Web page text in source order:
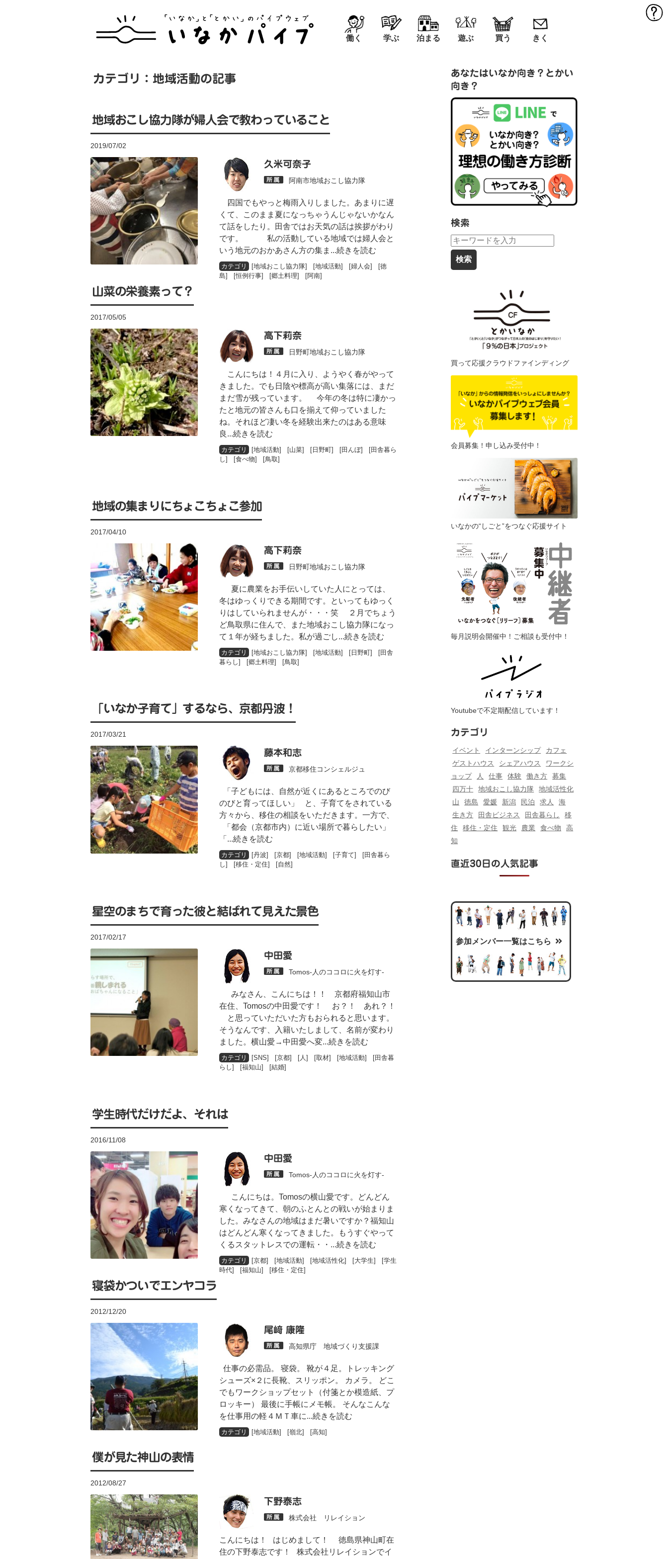
働く 学ぶ 泊まる 遊ぶ 買う きく
カテゴリ：地域活動の記事
地域おこし協力隊が婦人会で教わっていること
2019/07/02
久米可奈子
阿南市地域おこし協力隊
四国でもやっと梅雨入りしました。あまりに遅
くて、このまま夏になっちゃうんじゃないかなん
て話をしたり。田舎ではお天気の話は挨拶がわり
です。 私の活動している地域では婦人会と
いう地元のおかあさん方の集ま ...続きを読む
[地域おこし協力隊] [地域活動] [婦人会] [徳
島] [恒例行事] [郷土料理] [阿南]
山菜の栄養素って？
2017/05/05
高下莉奈
日野町地域おこし協力隊
こんにちは！４月に入り、ようやく春がやって
きました。でも日陰や標高が高い集落には、まだ
まだ雪が残っています。 今年の冬は特に凄かっ
たと地元の皆さんも口を揃えて仰っていました
ね。それほど凄い冬を経験出来たのはある意味
良 ...続きを読む
[地域活動] [山菜] [日野町] [田んぼ] [田舎暮ら
し] [食べ物] [鳥取]
地域の集まりにちょこちょこ参加
2017/04/10
高下莉奈
日野町地域おこし協力隊
夏に農業をお手伝いしていた人にとっては、
冬はゆっくりできる期間です。といってもゆっく
りはしていられませんが・・・笑 ２月でちょう
ど鳥取県に住んで、また地域おこし協力隊になっ
て１年が経ちました。私が過ごし...続きを読む
[地域おこし協力隊] [地域活動] [日野町] [田舎
暮らし] [郷土料理] [鳥取]
「いなか子育て」するなら、京都丹波！
2017/03/21
藤本和志
京都移住コンシェルジュ
「子どもには、自然が近くにあるところでのび
のびと育ってほしい」 と、子育てをされている
方々から、移住の相談をいただきます。一方で、
「都会（京都市内）に近い場所で暮らしたい」
「 ...続きを読む
[丹波] [京都] [地域活動] [子育て] [田舎暮ら
し] [移住・定住] [自然]
星空のまちで育った彼と結ばれて見えた景色
2017/02/17
中田愛
Tomos-人のココロに火を灯す-
みなさん、こんにちは！！ 京都府福知山市
在住、Tomosの中田愛です！ お？！ あれ？！
と思っていただいた方もおられると思います。
そうなんです、入籍いたしまして、名前が変わり
ました。横山愛→中田愛へ変...続きを読む
[SNS] [京都] [人] [取材] [地域活動] [田舎暮
らし] [福知山] [結婚]
学生時代だけだよ、それは
2016/11/08
中田愛
Tomos-人のココロに火を灯す-
こんにちは。Tomosの横山愛です。どんどん
寒くなってきて、朝のふとんとの戦いが始まりま
した。みなさんの地域はまだ暑いですか？福知山
はどんどん寒くなってきました。もうすぐやって
くるスタットレスでの運転・・ ...続きを読む
[京都] [地域活動] [地域活性化] [大学生] [学生
時代] [福知山] [移住・定住]
寝袋かついでエンヤコラ
2012/12/20
尾﨑 康隆
高知県庁 地域づくり支援課
仕事の必需品。 寝袋。 靴が４足。トレッキング
シューズ×２に長靴、スリッポン。 カメラ。 どこ
でもワークショップセット（付箋とか模造紙、プ
ロッキー） 最後に手帳にメモ帳。 そんなこんな
を仕事用の軽４ＭＴ車に...続きを読む
[地域活動] [嶺北] [高知]
僕が見た神山の表情
2012/08/27
下野泰志
株式会社 リレイション
こんにちは！ はじめまして！ 徳島県神山町在
住の下野泰志です！ 株式会社リレイションでイ
あなたはいなか向き？とかい
向き？
検索
買って応援クラウドファインディング
会員募集！申し込み受付中！
いなかの“しごと”をつなぐ応援サイト
毎月説明会開催中！ご相談も受付中！
Youtubeで不定期配信しています！
カテゴリ
イベント インターンシップ
カフェ
ゲストハウス
シェアハウス
ワークシ
ョップ
人 仕事 体験 働き方
募集
四万十
地域おこし協力隊
地域活性化
山
徳島 愛媛 新潟 民泊 求人
海
生き方
田舎ビジネス 田舎暮らし
移
住
移住・定住 観光 農業 食べ物
高
知
直近30日の人気記事
参加メンバー一覧はこちら